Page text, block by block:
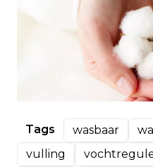
Tags wasbaar
vulling